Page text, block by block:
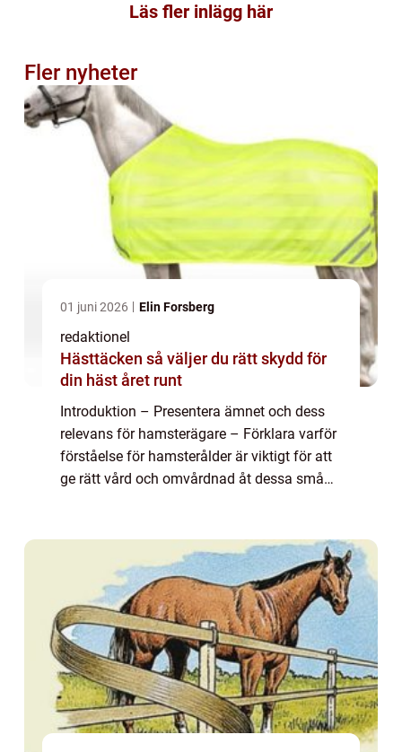
Läs fler inlägg här
Fler nyheter
01 juni 2026 Elin Forsberg
redaktionel
Hästtäcken så väljer du rätt skydd för
din häst året runt
Introduktion – Presentera ämnet och dess
relevans för hamsterägare – Förklara varför
förståelse för hamsterålder är viktigt för att
ge rätt vård och omvårdnad åt dessa små